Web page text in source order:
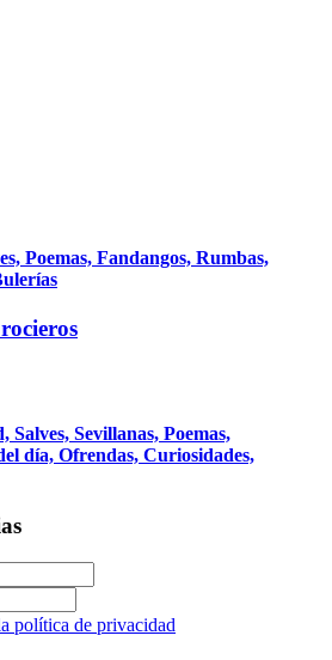
Poemas, Fandangos, Rumbas,
Sevillanas, Poemas,
día, Ofrendas, Curiosidades,
política de privacidad